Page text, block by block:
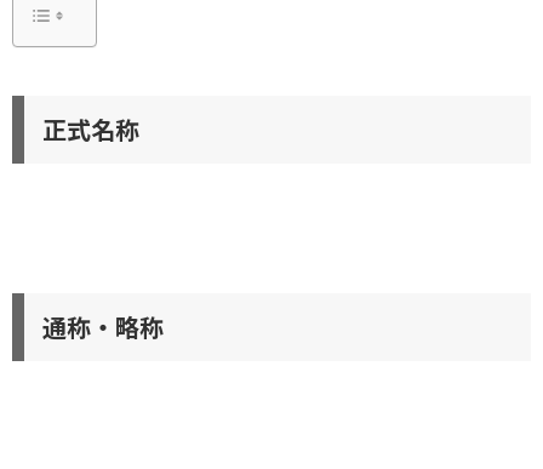
正式名称
通称・略称